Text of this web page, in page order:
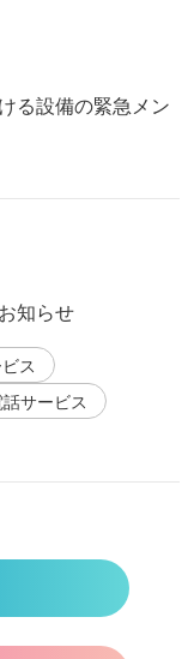
る設備の緊急メン
知らせ
ス
サービス